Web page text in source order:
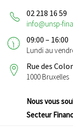
02 218 16 59
info@unsp-
09:00 – 16:00
Lundi au
Rue des
1000 Bruxelles
Nous vous
Secteur